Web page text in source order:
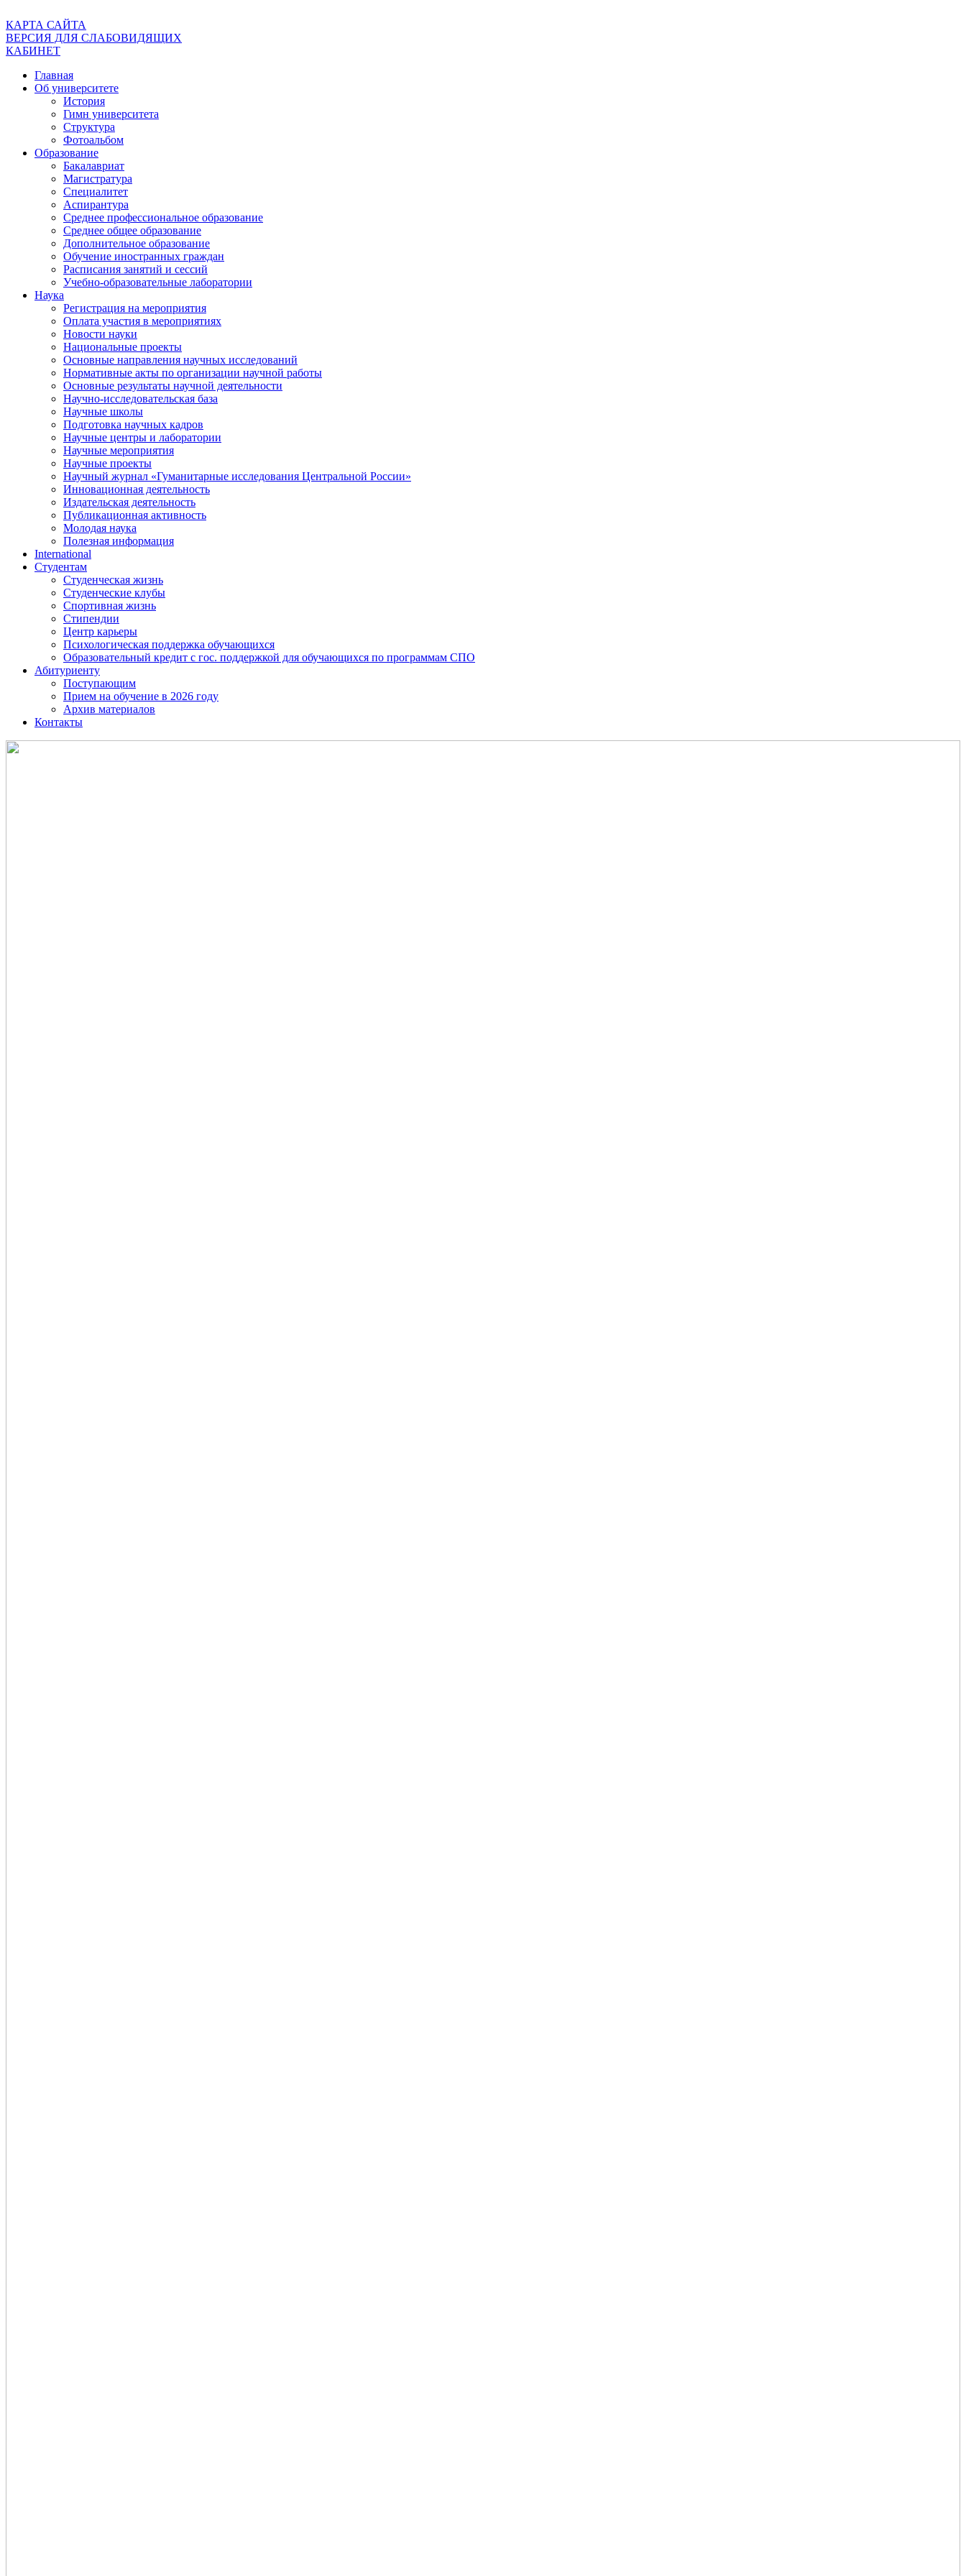
КАРТА САЙТА
ВЕРСИЯ ДЛЯ СЛАБОВИДЯЩИХ
КАБИНЕТ
Главная
Об университете
История
Гимн университета
Структура
Фотоальбом
Образование
Бакалавриат
Магистратура
Специалитет
Аспирантура
Среднее профессиональное образование
Среднее общее образование
Дополнительное образование
Обучение иностранных граждан
Расписания занятий и сессий
Учебно-образовательные лаборатории
Наука
Регистрация на мероприятия
Оплата участия в мероприятиях
Новости науки
Национальные проекты
Основные направления научных исследований
Нормативные акты по организации научной работы
Основные результаты научной деятельности
Научно-исследовательская база
Научные школы
Подготовка научных кадров
Научные центры и лаборатории
Научные мероприятия
Научные проекты
Научный журнал «Гуманитарные исследования Центральной России»
Инновационная деятельность
Издательская деятельность
Публикационная активность
Молодая наука
Полезная информация
International
Студентам
Студенческая жизнь
Студенческие клубы
Спортивная жизнь
Стипендии
Центр карьеры
Психологическая поддержка обучающихся
Образовательный кредит с гос. поддержкой для обучающихся по программам СПО
Абитуриенту
Поступающим
Прием на обучение в 2026 году
Архив материалов
Контакты